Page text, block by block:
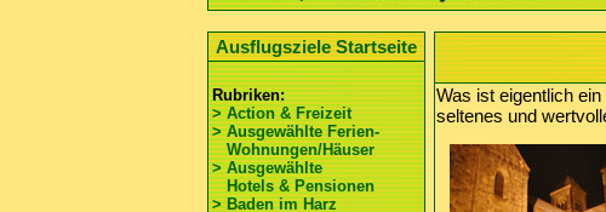
Ausflugsziele Startseite
Rubriken:
> Action & Freizeit
> Ausgewählte Ferien-
Wohnungen/Häuser
> Ausgewählte
Hotels & Pensionen
> Baden im Harz
Was ist eigentlich
seltenes und